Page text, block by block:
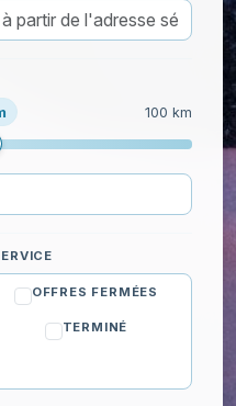
100 km
OFFRES FERMÉES
TERMINÉ